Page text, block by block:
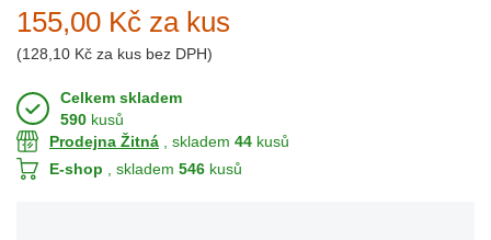
155,00 Kč za kus
(128,10 Kč za kus bez DPH)
Celkem skladem
590 kusů
Prodejna Žitná , skladem 44 kusů
E-shop , skladem 546 kusů